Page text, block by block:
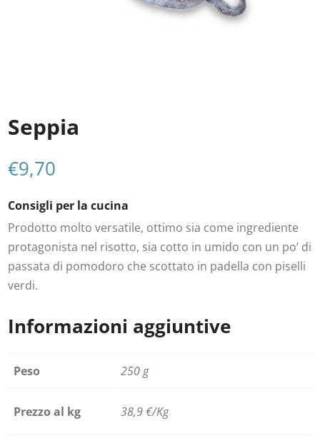
Seppia
€9,70
Consigli per la cucina
Prodotto molto versatile, ottimo sia come ingrediente
protagonista nel risotto, sia cotto in umido con un po’ di
passata di pomodoro che scottato in padella con piselli
verdi.
Informazioni aggiuntive
Peso 250 g
Prezzo al kg 38,9 €/Kg